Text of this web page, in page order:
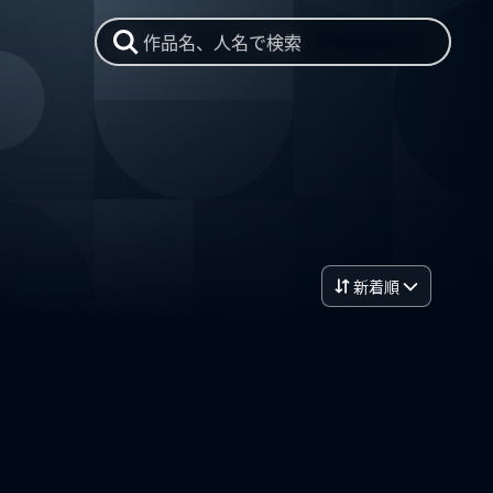
作品名、人名で検索
新着順